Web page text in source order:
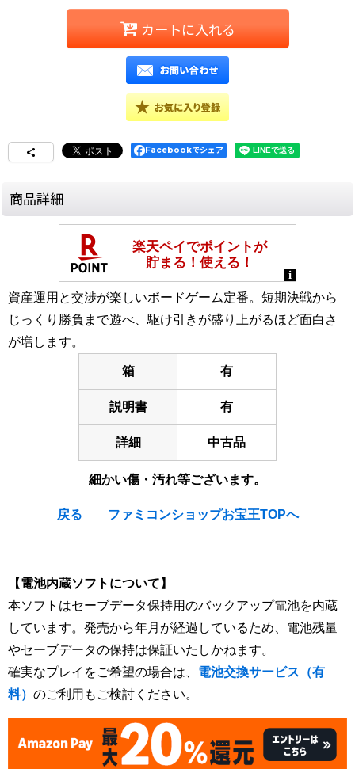
カートに入れる
Facebookでシェア
商品詳細
資産運用と交渉が楽しいボードゲーム定番。短期決戦から
じっくり勝負まで遊べ、駆け引きが盛り上がるほど面白さ
が増します。
箱 有
説明書 有
詳細 中古品
細かい傷・汚れ等ございます。
戻る ファミコンショップお宝王TOPへ
【電池内蔵ソフトについて】
本ソフトはセーブデータ保持用のバックアップ電池を内蔵
しています。発売から年月が経過しているため、電池残量
やセーブデータの保持は保証いたしかねます。
確実なプレイをご希望の場合は、 電池交換サービス（有
料） のご利用もご検討ください。